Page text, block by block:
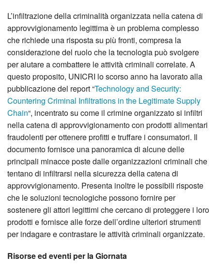
L’infiltrazione della criminalità organizzata nella catena di
approvvigionamento legittima è un problema complesso
che richiede una risposta su più fronti, compresa la
considerazione del ruolo che la tecnologia può svolgere
per aiutare a combattere le attività criminali correlate. A
questo proposito, UNICRI lo scorso anno ha lavorato alla
pubblicazione del report “Technology and Security:
Countering Criminal Infiltrations in the Legitimate Supply
Chain“, incentrato su come il crimine organizzato si infiltri
nella catena di approvvigionamento con prodotti alimentari
fraudolenti per ottenere profitti e truffare i consumatori. Il
documento fornisce una panoramica di alcune delle
principali minacce poste dalle organizzazioni criminali che
tentano di infiltrarsi nella sicurezza della catena di
approvvigionamento. Presenta inoltre le possibili risposte
che le soluzioni tecnologiche possono fornire per
sostenere gli attori legittimi che cercano di proteggere i loro
prodotti e fornisce alle forze dell’ordine ulteriori strumenti
per indagare e contrastare le attività criminali organizzate.
Risorse ed eventi per la Giornata